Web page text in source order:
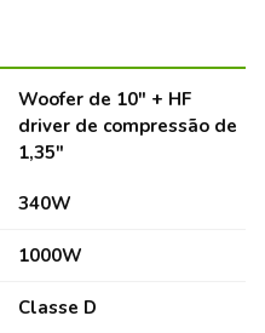
Woofer de 10" + HF
driver de compressão de
1,35"
340W
1000W
Classe D